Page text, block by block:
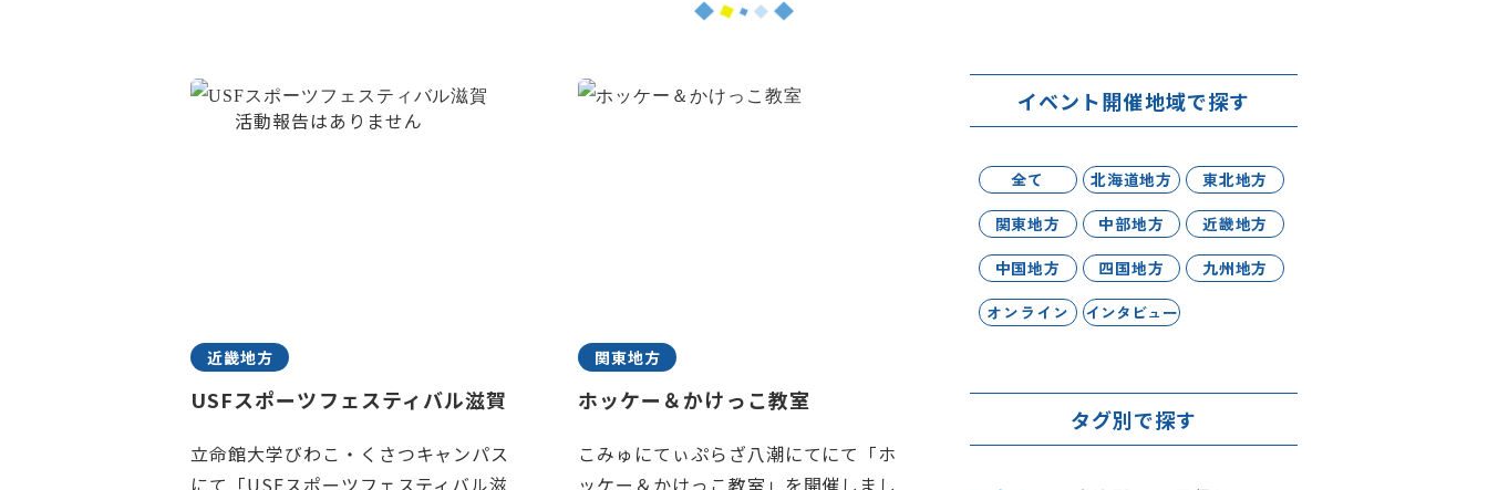
近畿地方
USFスポーツフェスティバル滋賀
立命館大学びわこ・くさつキャンパス
にて「USFスポーツフェスティバル滋
関東地方
ホッケー＆かけっこ教室
こみゅにてぃぷらざ八潮にてにて「ホ
ッケー＆かけっこ教室」を開催しまし
イベント開催地域で探す
全て 北海道地方
東北地方
関東地方
中部地方
近畿地方
中国地方
四国地方
九州地方
オンライン
インタビュー
タグ別で探す